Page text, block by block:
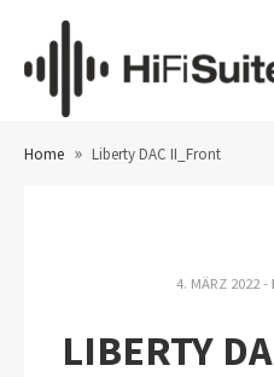
Home » Liberty DAC II_Front
4. MÄRZ 2022 -
LIBERTY